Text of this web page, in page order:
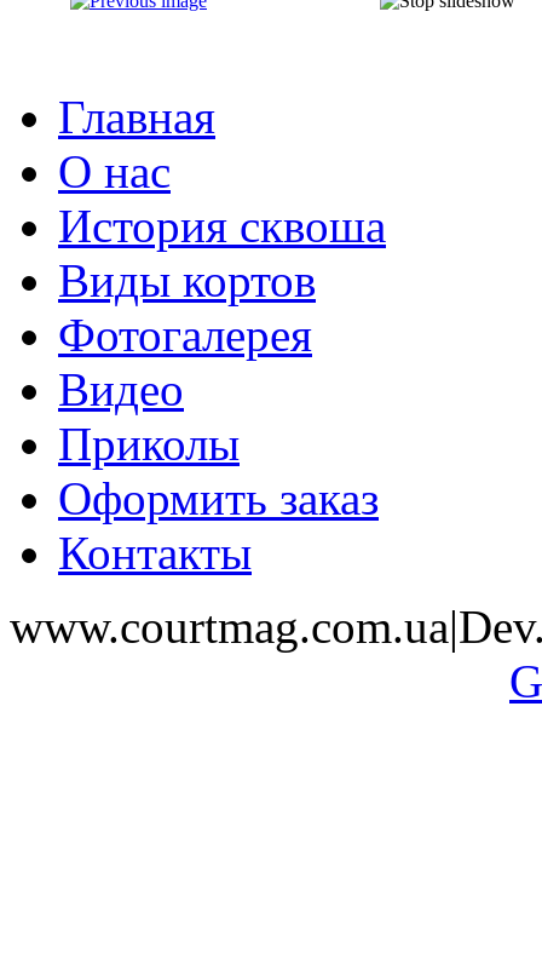
Главная
О нас
История сквоша
Виды кортов
Фотогалерея
Видео
Приколы
Оформить заказ
Контакты